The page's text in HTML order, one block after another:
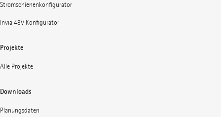
Stromschienenkonfigurator
Invia 48V Konfigurator
Projekte
Alle Projekte
Downloads
Planungsdaten